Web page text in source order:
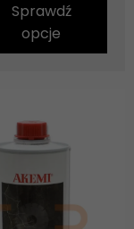
Sprawdź
opcje